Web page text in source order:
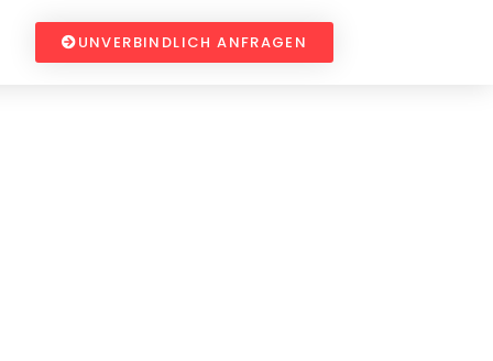
UNVERBINDLICH ANFRAGEN